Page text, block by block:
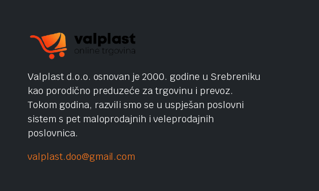
Valplast d.o.o. osnovan je 2000. godine u Srebreniku
kao porodično preduzeće za trgovinu i prevoz.
Tokom godina, razvili smo se u uspješan poslovni
sistem s pet maloprodajnih i veleprodajnih
poslovnica.
valplast.doo@gmail.com